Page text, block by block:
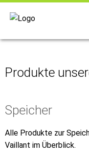
Produkte
Speicher
Alle Produkte zur
Vaillant im Überblick.